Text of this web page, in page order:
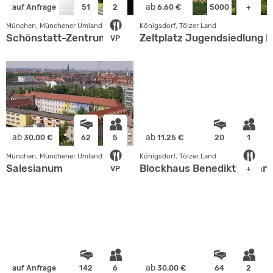
auf Anfrage 51 2
VP
München, Münchener Umland
Schönstatt-Zentrum
ab 6.60 € 5000 +
Königsdorf, Tölzer Land
Zeltplatz Jugendsiedlung
ab 30.00 € 62 5
VP
München, Münchener Umland
Salesianum
ab 11.25 € 20 1
+
Königsdorf, Tölzer Land
Blockhaus
auf Anfrage 142 6 ab 30.00 € 64 2